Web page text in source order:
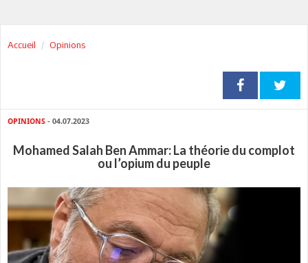
Accueil Opinions
OPINIONS - 04.07.2023
Mohamed Salah Ben Ammar: La théorie du complot
ou l’opium du peuple